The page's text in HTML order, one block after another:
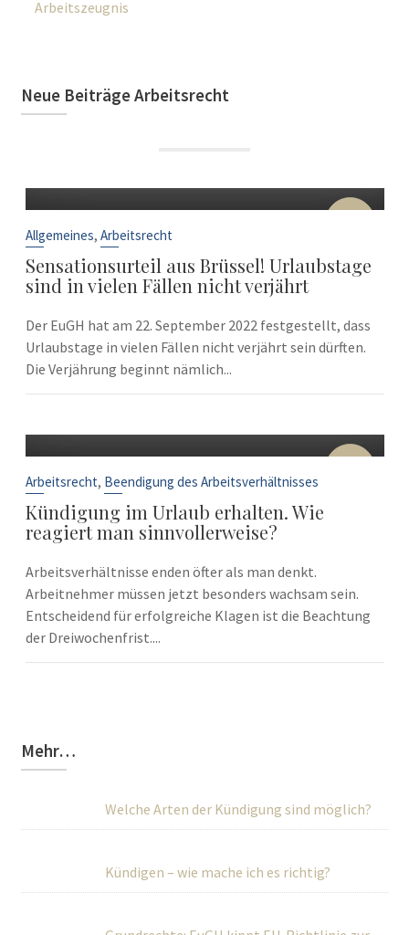
Arbeitszeugnis
Neue Beiträge Arbeitsrecht
22
Allgemeines, Arbeitsrecht
Sensationsurteil aus Brüssel! Urlaubstage
sind in vielen Fällen nicht verjährt
Der EuGH hat am 22. September 2022 festgestellt, dass
Urlaubstage in vielen Fällen nicht verjährt sein dürften.
Die Verjährung beginnt nämlich...
10
Arbeitsrecht, Beendigung des Arbeitsverhältnisses
Kündigung im Urlaub erhalten. Wie
reagiert man sinnvollerweise?
Arbeitsverhältnisse enden öfter als man denkt.
Arbeitnehmer müssen jetzt besonders wachsam sein.
Entscheidend für erfolgreiche Klagen ist die Beachtung
der Dreiwochenfrist....
Mehr…
Welche Arten der Kündigung sind möglich?
Kündigen – wie mache ich es richtig?